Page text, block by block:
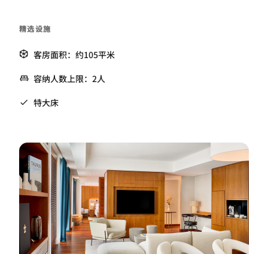
精选设施
客房面积：约105平米
容纳人数上限：2人
特大床